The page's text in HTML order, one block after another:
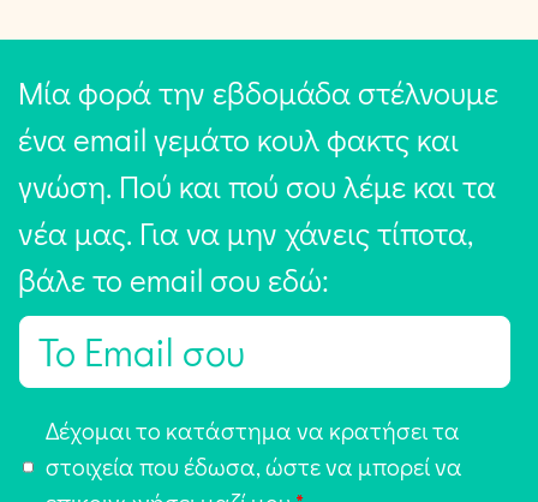
Μία φορά την εβδομάδα στέλνουμε
ένα email γεμάτο κουλ φακτς και
γνώση. Πού και πού σου λέμε και τα
νέα μας. Για να μην χάνεις τίποτα,
βάλε το email σου εδώ:
E
π
Δέχομαι το κατάστημα να κρατήσει τα
στοιχεία που έδωσα, ώστε να μπορεί να